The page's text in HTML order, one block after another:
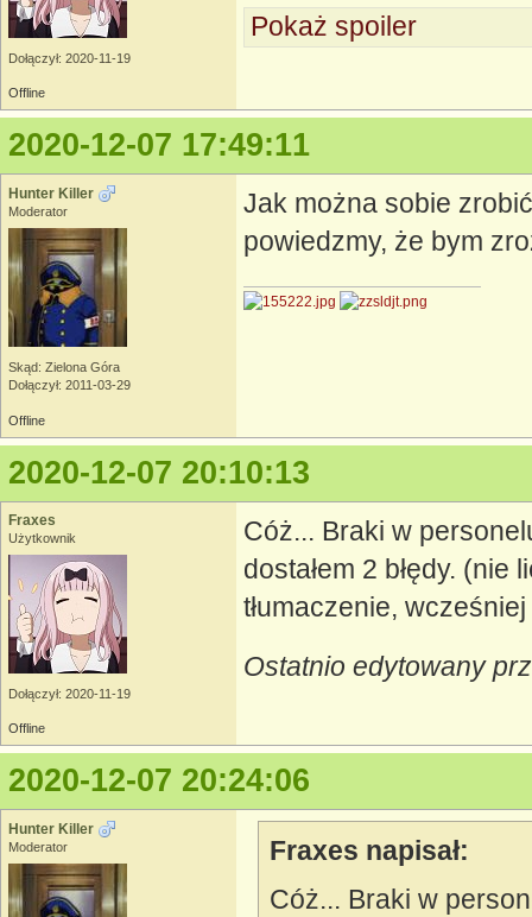
Dołączył: 2020-11-19
Pokaż spoiler
Offline
2020-12-07 17:49:11
Hunter Killer
Moderator
Skąd: Zielona Góra
Dołączył: 2011-03-29
Jak można sobie
powiedzmy, że bym
Offline
2020-12-07 20:10:13
Fraxes
Użytkownik
Dołączył: 2020-11-19
Cóż... Braki w
dostałem 2 błędy.
tłumaczenie,
Ostatnio edytowany
Offline
2020-12-07 20:24:06
Hunter Killer
Moderator
Fraxes napisał:
Cóż... Braki w